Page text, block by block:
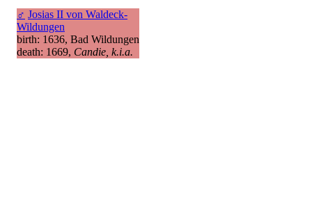
♂ Josias II von Waldeck-
Wildungen
birth: 1636, Bad Wildungen
death: 1669, Candie, k.i.a.